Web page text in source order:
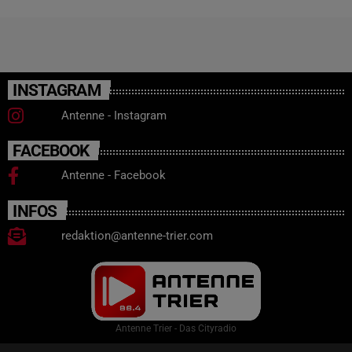
INSTAGRAM
Antenne - Instagram
FACEBOOK
Antenne - Facebook
INFOS
redaktion@antenne-trier.com
Antenne Trier - Das Cityradio